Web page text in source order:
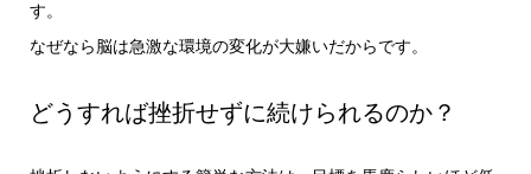
す。
なぜなら脳は急激な環境の変化が大嫌いだからです。
どうすれば挫折せずに続けられるのか？